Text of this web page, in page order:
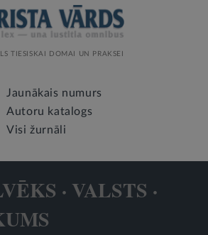
TIESISKAI DOMAI UN PRAKSEI
Jaunākais numurs
Autoru katalogs
Visi žurnāli
· VALSTS ·